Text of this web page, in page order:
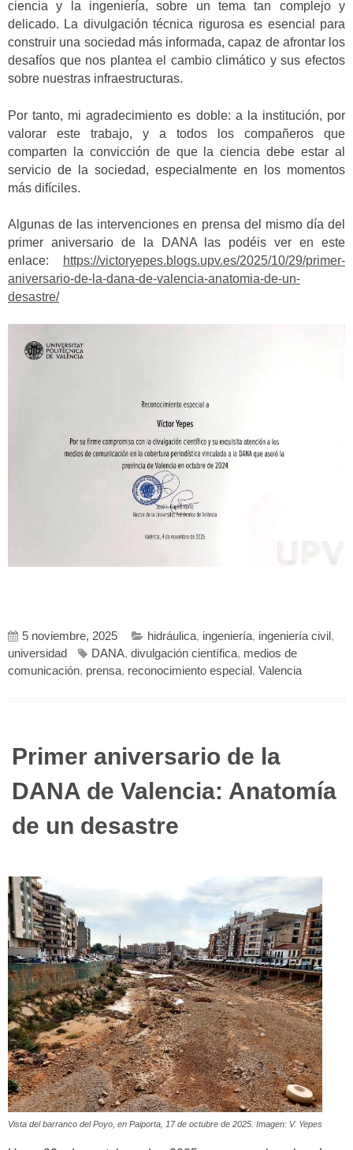
ciencia y la ingeniería, sobre un tema tan complejo y
delicado. La divulgación técnica rigurosa es esencial para
construir una sociedad más informada, capaz de afrontar los
desafíos que nos plantea el cambio climático y sus efectos
sobre nuestras infraestructuras.
Por tanto, mi agradecimiento es doble: a la institución, por
valorar este trabajo, y a todos los compañeros que
comparten la convicción de que la ciencia debe estar al
servicio de la sociedad, especialmente en los momentos
más difíciles.
Algunas de las intervenciones en prensa del mismo día del
primer aniversario de la DANA las podéis ver en este
enlace:
https://victoryepes.blogs.upv.es/2025/10/29/primer-
aniversario-de-la-dana-de-valencia-anatomia-de-un-
desastre/
5 noviembre, 2025 hidráulica, ingeniería, ingeniería civil ,
universidad
DANA, divulgación científica, medios de
comunicación, prensa, reconocimiento especial , Valencia
Primer aniversario de la
DANA de Valencia: Anatomía
de un desastre
Vista del barranco del Poyo, en Paiporta, 17 de octubre de 2025. Imagen: V. Yepes